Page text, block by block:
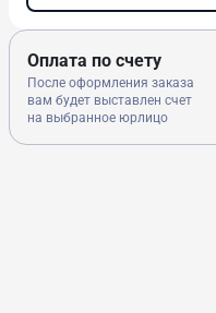
Оплата по счету
После оформления заказа
вам будет выставлен счет
на выбранное юрлицо